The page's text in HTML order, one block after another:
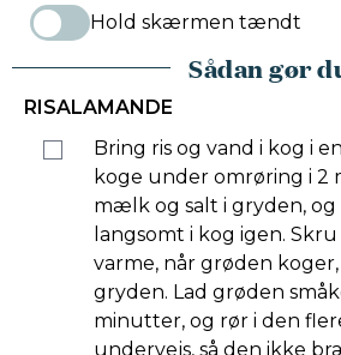
Hold skærmen tændt
Sådan gør
RISALAMANDE
Bring ris og vand i kog i
koge under omrøring i
mælk og salt i gryden,
langsomt i kog igen.
varme, når grøden
gryden. Lad grøden
minutter, og rør i den
undervejs, så den ikke